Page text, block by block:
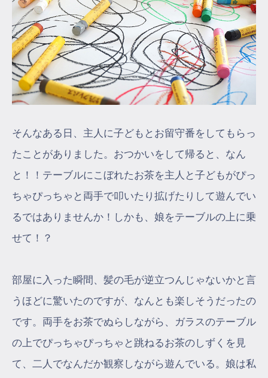
そんなある日、主人に子どもとお留守番をしてもらっ
たことがありました。おつかいをして帰ると、なん
と！！テーブルにこぼれたお茶を主人と子どもがぴっ
ちゃぴっちゃと両手で叩いたり拡げたりして遊んでい
るではありませんか！しかも、娘をテーブルの上に乗
せて！？
部屋に入った瞬間、髪の毛が逆立つんじゃないかと言
うほどに驚いたのですが、なんとも楽しそうだったの
です。両手をお茶でぬらしながら、ガラスのテーブル
の上でぴっちゃぴっちゃと跳ねるお茶のしずくを見
て、二人でなんだか観察しながら遊んでいる。娘は私